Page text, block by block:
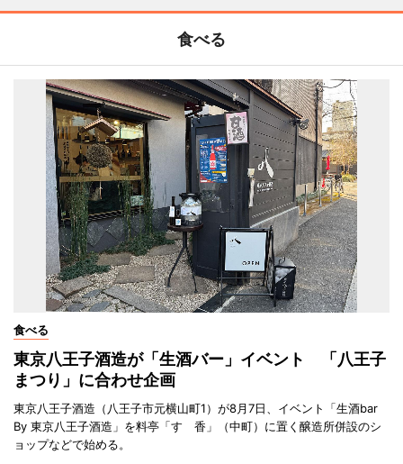
食べる
食べる
東京八王子酒造が「生酒バー」イベント 「八王子
まつり」に合わせ企画
東京八王子酒造（八王子市元横山町1）が8月7日、イベント「生酒bar
By 東京八王子酒造」を料亭「すゞ香」（中町）に置く醸造所併設のシ
ョップなどで始める。